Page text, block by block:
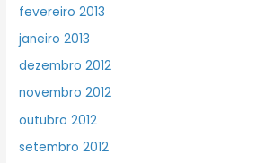
fevereiro 2013
janeiro 2013
dezembro 2012
novembro 2012
outubro 2012
setembro 2012